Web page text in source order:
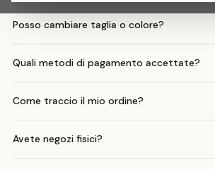
Posso cambiare taglia o colore?
Quali metodi di pagamento accettate?
Come traccio il mio ordine?
Avete negozi fisici?